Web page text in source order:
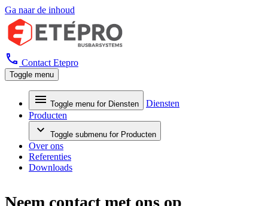
Ga naar de inhoud
Contact Etepro
Toggle menu
Toggle menu for Diensten
Diensten
Producten
Toggle submenu for Producten
Over ons
Referenties
Downloads
Neem contact met ons op